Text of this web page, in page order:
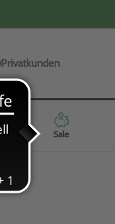
Privatkunden
Sale